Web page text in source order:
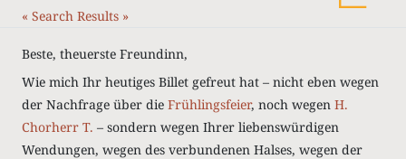
« Search Results »
Beste, theuerste Freundinn,
Wie mich Ihr heutiges Billet gefreut hat – nicht eben wegen
der Nachfrage über die Frühlingsfeier, noch wegen H.
Chorherr T. – sondern wegen Ihrer liebenswürdigen
Wendungen, wegen des verbundenen Halses, wegen der